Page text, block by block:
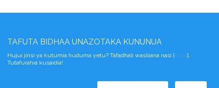
TAFUTA BIDHAA UNAZOTAKA KUNUNUA
Hujui jinsi ya kutumia huduma yetu? Tafadhali wasiliana nasi [hapa].
Tutafurahia kusaidia!